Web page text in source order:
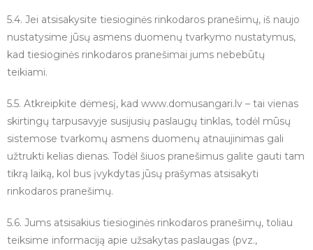
5.4. Jei atsisakysite tiesioginės rinkodaros pranešimų, iš naujo
nustatysime jūsų asmens duomenų tvarkymo nustatymus,
kad tiesioginės rinkodaros pranešimai jums nebebūtų
teikiami.
5.5. Atkreipkite dėmesį, kad www.domusangari.lv – tai vienas
skirtingų tarpusavyje susijusių paslaugų tinklas, todėl mūsų
sistemose tvarkomų asmens duomenų atnaujinimas gali
užtrukti kelias dienas. Todėl šiuos pranešimus galite gauti tam
tikrą laiką, kol bus įvykdytas jūsų prašymas atsisakyti
rinkodaros pranešimų.
5.6. Jums atsisakius tiesioginės rinkodaros pranešimų, toliau
teiksime informaciją apie užsakytas paslaugas (pvz.,